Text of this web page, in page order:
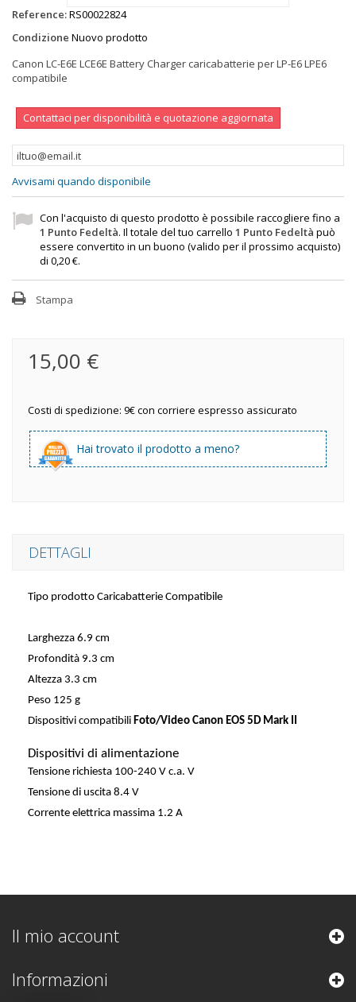
Reference:RS00022824
Condizione Nuovo prodotto
Canon LC-E6E LCE6E Battery Charger caricabatterie per LP-E6 LPE6
compatibile
Contattaci per disponibilità e quotazione aggiornata
Avvisami quando disponibile
Con l'acquisto di questo prodotto è possibile raccogliere fino a
1 Punto Fedeltà. Il totale del tuo carrello 1 Punto Fedeltà può
essere convertito in un buono (valido per il prossimo acquisto)
di 0,20 €.
Stampa
15,00 €
Costi di spedizione: 9€ con corriere espresso assicurato
Hai trovato il prodotto a meno?
DETTAGLI
Tipo prodotto Caricabatterie Compatibile
Larghezza 6.9 cm
Profondità 9.3 cm
Altezza 3.3 cm
Peso 125 g
Dispositivi compatibili Foto/Video Canon EOS 5D Mark II
Dispositivi di alimentazione
Tensione richiesta 100-240 V c.a. V
Tensione di uscita 8.4 V
Corrente elettrica massima 1.2 A
Il mio account
Informazioni